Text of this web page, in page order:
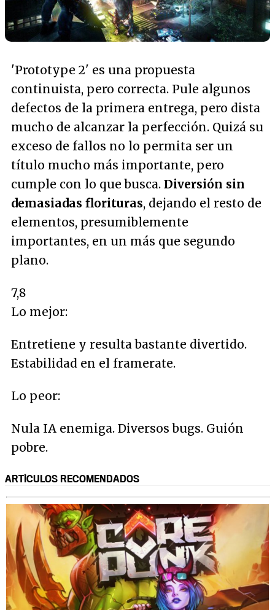
'Prototype 2' es una propuesta
continuista, pero correcta. Pule algunos
defectos de la primera entrega, pero dista
mucho de alcanzar la perfección. Quizá su
exceso de fallos no lo permita ser un
título mucho más importante, pero
cumple con lo que busca. Diversión sin
demasiadas florituras, dejando el resto de
elementos, presumiblemente
importantes, en un más que segundo
plano.
7,8
Lo mejor:
Entretiene y resulta bastante divertido.
Estabilidad en el framerate.
Lo peor:
Nula IA enemiga. Diversos bugs. Guión
pobre.
ARTÍCULOS RECOMENDADOS